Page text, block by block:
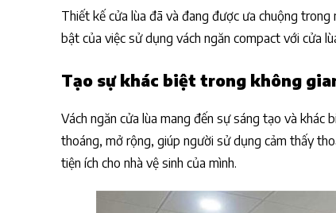
Thiết kế cửa lùa đã và đang được ưa chuộng
bật của việc sử dụng vách ngăn compact với cửa
Tạo sự khác biệt trong không
Vách ngăn cửa lùa mang đến sự sáng tạo và khác
thoáng, mở rộng, giúp người sử dụng cảm thấy
tiện ích cho nhà vệ sinh của mình.